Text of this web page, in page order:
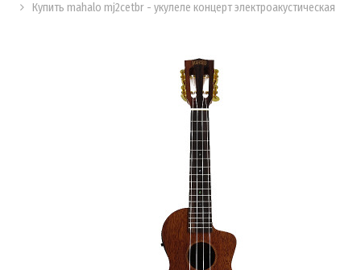
Купить mahalo mj2cetbr - укулеле концерт электроакустическая